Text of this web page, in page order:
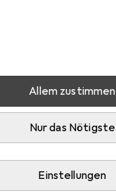
Allem zustimmen
Nur das Nötigste
Einstellungen
Fame-Line